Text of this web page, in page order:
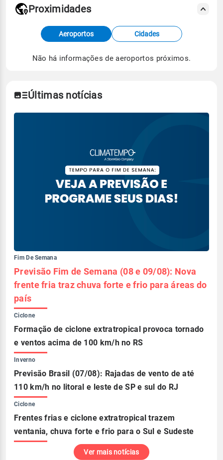
Fonte: dados combinados de estações
meteorológicas e satélite do Centro de Previsão
de Tempo e Estudos Climáticos (CPTEC).
Proximidades
Aeroportos Cidades
Não há informações de aeroportos próximos.
Últimas notícias
Fim De Semana
Previsão Fim de Semana (08 e 09/08): Nova
frente fria traz chuva forte e frio para áreas do
país
Ciclone
Formação de ciclone extratropical provoca tornado
e ventos acima de 100 km/h no RS
Inverno
Previsão Brasil (07/08): Rajadas de vento de até
110 km/h no litoral e leste de SP e sul do RJ
Ciclone
Frentes frias e ciclone extratropical trazem
ventania, chuva forte e frio para o Sul e Sudeste
Ver mais notícias